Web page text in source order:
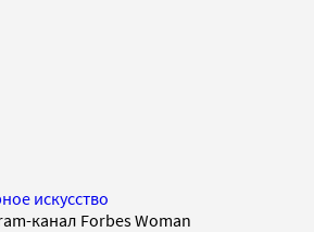
искусство
канал Forbes Woman